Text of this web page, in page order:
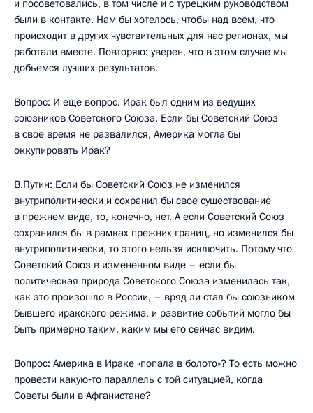
и посоветовались, в том числе и с турецким руководством
были в контакте. Нам бы хотелось, чтобы над всем, что
происходит в других чувствительных для нас регионах, мы
работали вместе. Повторяю: уверен, что в этом случае мы
добьемся лучших результатов.
Вопрос: И еще вопрос. Ирак был одним из ведущих
союзников Советского Союза. Если бы Советский Союз
в свое время не развалился, Америка могла бы
оккупировать Ирак?
В.Путин: Если бы Советский Союз не изменился
внутриполитически и сохранил бы свое существование
в прежнем виде, то, конечно, нет. А если Советский Союз
сохранился бы в рамках прежних границ, но изменился бы
внутриполитически, то этого нельзя исключить. Потому что
Советский Союз в измененном виде – если бы
политическая природа Советского Союза изменилась так,
как это произошло в России, – вряд ли стал бы союзником
бывшего иракского режима, и развитие событий могло бы
быть примерно таким, каким мы его сейчас видим.
Вопрос: Америка в Ираке «попала в болото»? То есть можно
провести какую‑то параллель с той ситуацией, когда
Советы были в Афганистане?